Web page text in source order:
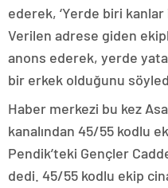
ederek, ‘Yerde biri kanlar
Verilen adrese giden
anons ederek, yerde
bir erkek olduğunu
Haber merkezi bu kez
kanalından 45/55 kodlu
Pendik’teki Gençler
dedi. 45/55 kodlu ekip